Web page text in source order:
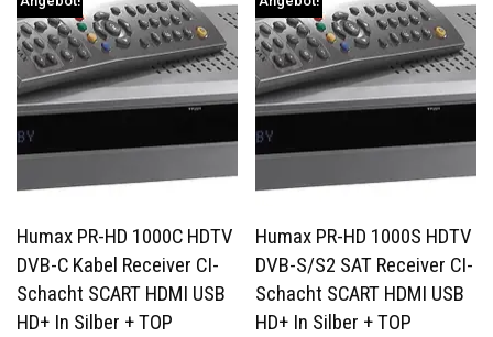
Humax PR-HD 1000C HDTV
DVB-C Kabel Receiver CI-
Schacht SCART HDMI USB
HD+ In Silber + TOP
Humax PR-HD 1000S HDTV
DVB-S/S2 SAT Receiver CI-
Schacht SCART HDMI USB
HD+ In Silber + TOP